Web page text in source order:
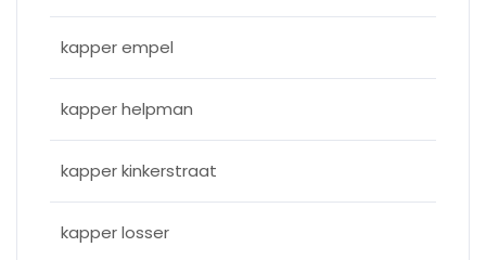
kapper empel
kapper helpman
kapper kinkerstraat
kapper losser